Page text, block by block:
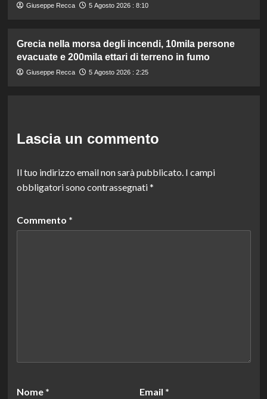
Giuseppe Recca 5 Agosto 2026 : 8:10
Grecia nella morsa degli incendi, 10mila persone
evacuate e 200mila ettari di terreno in fumo
Giuseppe Recca 5 Agosto 2026 : 2:25
Lascia un commento
Il tuo indirizzo email non sarà pubblicato. I campi
obbligatori sono contrassegnati*
Commento *
Nome * Email *